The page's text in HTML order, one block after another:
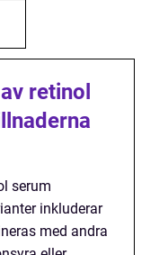
retinol
serum
inkluderar
med andra